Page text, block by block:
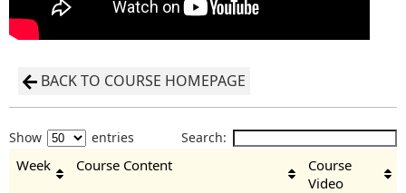
BACK TO COURSE HOMEPAGE
Show entries Search:
Week Course Content
Course
Video